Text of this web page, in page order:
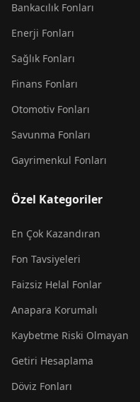
Bankacılık Fonları
Enerji Fonları
Sağlık Fonları
Finans Fonları
Otomotiv Fonları
Savunma Fonları
Gayrimenkul Fonları
Özel Kategoriler
En Çok Kazandıran
Fon Tavsiyeleri
Faizsiz Helal Fonlar
Anapara Korumalı
Kaybetme Riski Olmayan
Getiri Hesaplama
Döviz Fonları